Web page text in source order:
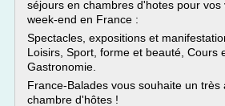
séjours en chambres d'hotes pour vos
week-end en France :
Spectacles, expositions et
Loisirs, Sport, forme et beauté, Cours
Gastronomie.
France-Balades vous souhaite un très
chambre d'hôtes !